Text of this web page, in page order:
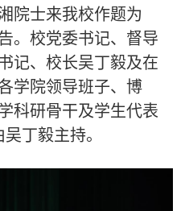
院士来我校作题为
。校党委书记、督导
记、校长吴丁毅及在
学院领导班子、博
科研骨干及学生代表
丁毅主持。